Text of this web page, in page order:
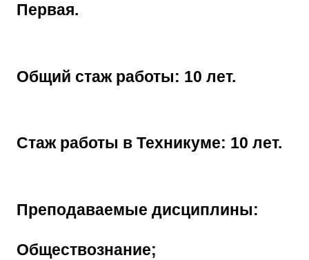
Первая.
Общий стаж работы: 10 лет.
Стаж работы в Техникуме: 10 лет.
Преподаваемые дисциплины:
Обществознание;